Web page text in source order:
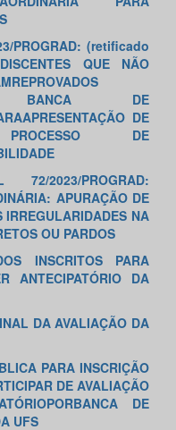
PROGRAD: (retificado
QUE NÃO
DE
DE
DE
72/2023/PROGRAD:
APURAÇÃO DE
IRREGULARIDADES NA
OU PARDOS
INSCRITOS PARA
ANTECIPATÓRIO DA
DA AVALIAÇÃO DA
PARA INSCRIÇÃO
DE AVALIAÇÃO
DE
UFS